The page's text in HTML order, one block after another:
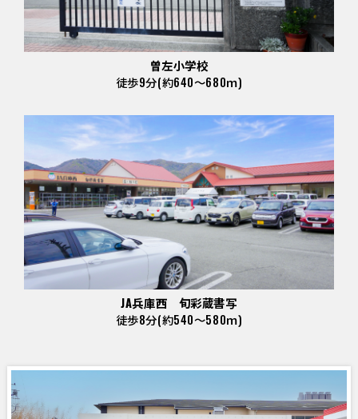
曽左小学校
徒歩9分(約640～680ｍ)
JA兵庫西 旬彩蔵書写
徒歩8分(約540～580ｍ)